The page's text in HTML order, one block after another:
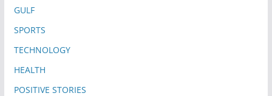
GULF
SPORTS
TECHNOLOGY
HEALTH
POSITIVE STORIES